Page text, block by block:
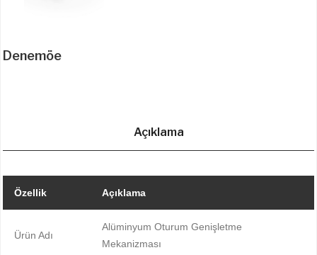
Denemöe
Açıklama
Özellik Açıklama
Ürün Adı
Alüminyum Oturum Genişletme
Mekanizması